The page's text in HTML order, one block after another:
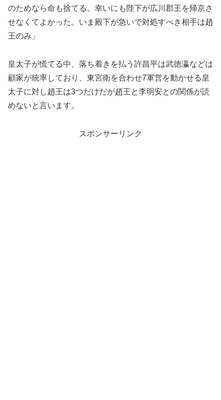
のためなら命も捨てる。幸いにも陛下が広川郡王を帰京さ
せなくてよかった。いま殿下が急いで対処すべき相手は趙
王のみ」
皇太子が慌てる中、落ち着きを払う許昌平は武徳瀛などは
顧家が統率しており、東宮衛を合わせ7軍営を動かせる皇
太子に対し趙王は3つだけだが趙王と李明安との関係が読
めないと言います。
スポンサーリンク